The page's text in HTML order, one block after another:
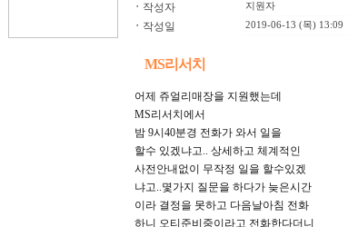
ㆍ 작성자 지원자
ㆍ 작성일 2019-06-13 (목) 13:09
MS리서치
어제 쥬얼리매장을 지원했는데
MS리서치에서
밤 9시40분경 전화가 와서 일을
할수 있겠냐고.. 상세하고 체계적인
사전안내없이 무작정 일을 할수있겠
냐고..몇가지 질문을 하다가 늦은시간
이라 결정을 못하고 다음날아침 전화
하니 오티준비중이라고 전화한다더니